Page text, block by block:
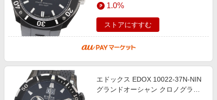
1.0%
ストアにすすむ
エドックス EDOX 10022-37N-NIN
グランドオーシャン クロノグラフ